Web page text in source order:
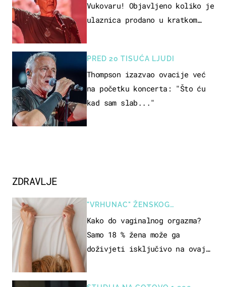
Vukovaru! Objavljeno koliko je
ulaznica prodano u kratkom
PRED 20 TISUĆA LJUDI
Thompson izazvao ovacije već
na početku koncerta: "Što ću
kad sam slab..."
ZDRAVLJE
"VRHUNAC" ŽENSKOG
SEKSUALNOG ISKUSTVA
Kako do vaginalnog orgazma?
Samo 18 % žena može ga
doživjeti isključivo na ovaj